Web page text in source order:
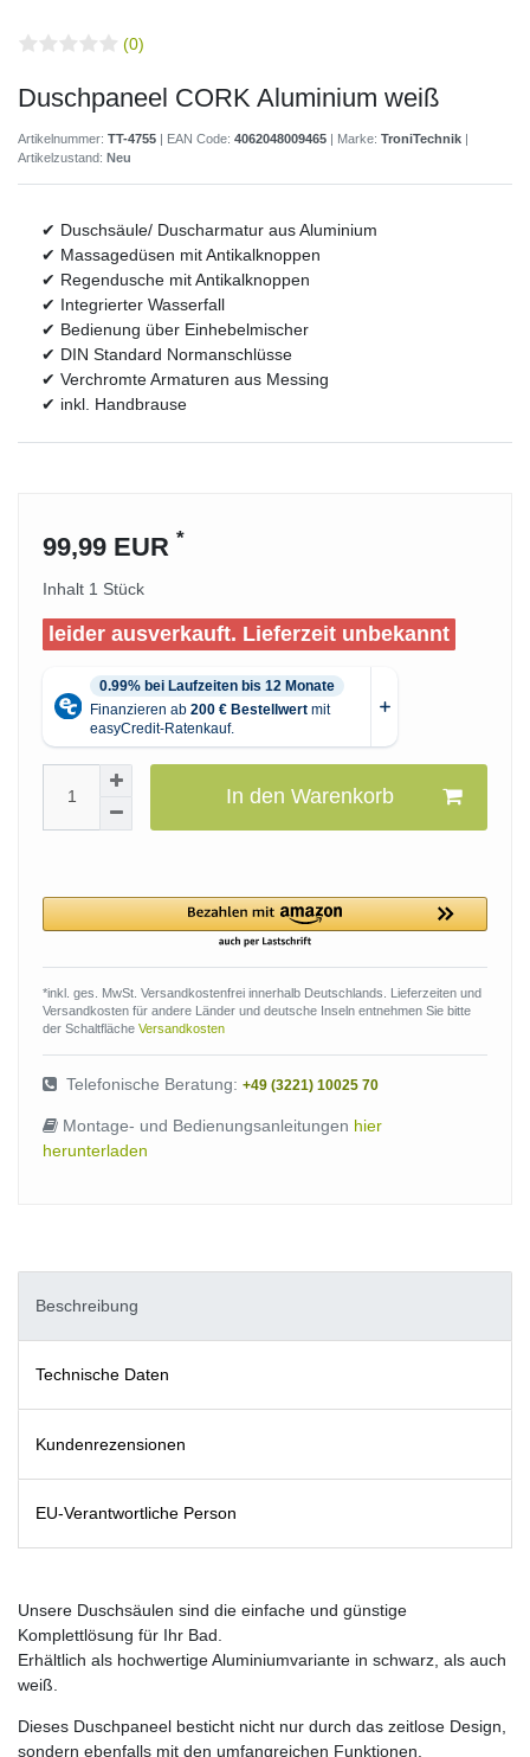
(0)
Duschpaneel CORK Aluminium weiß
Artikelnummer: TT-4755 | EAN Code: 4062048009465 | Marke: TroniTechnik |
Artikelzustand: Neu
✔ Duschsäule/ Duscharmatur aus Aluminium
✔ Massagedüsen mit Antikalknoppen
✔ Regendusche mit Antikalknoppen
✔ Integrierter Wasserfall
✔ Bedienung über Einhebelmischer
✔ DIN Standard Normanschlüsse
✔ Verchromte Armaturen aus Messing
✔ inkl. Handbrause
99,99 EUR *
Inhalt 1 Stück
leider ausverkauft. Lieferzeit unbekannt
In den Warenkorb
*inkl. ges. MwSt. Versandkostenfrei innerhalb Deutschlands. Lieferzeiten und
Versandkosten für andere Länder und deutsche Inseln entnehmen Sie bitte
der Schaltfläche Versandkosten
Telefonische Beratung: +49 (3221) 10025 70
Montage- und Bedienungsanleitungen hier
herunterladen
Beschreibung
Technische Daten
Kundenrezensionen
EU-Verantwortliche Person
Unsere Duschsäulen sind die einfache und günstige
Komplettlösung für Ihr Bad.
Erhältlich als hochwertige Aluminiumvariante in schwarz, als auch
weiß.
Dieses Duschpaneel besticht nicht nur durch das zeitlose Design,
sondern ebenfalls mit den umfangreichen Funktionen.